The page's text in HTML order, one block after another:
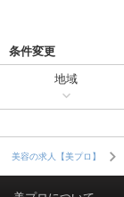
条件変更
地域
美容の求人【美プロ】